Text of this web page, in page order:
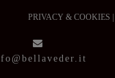
PRIVACY & COOKIES